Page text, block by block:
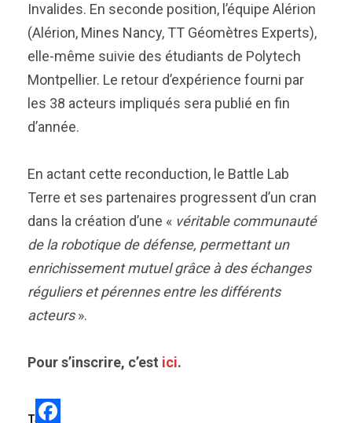
Invalides. En seconde position, l’équipe Alérion
(Alérion, Mines Nancy, TT Géomètres Experts),
elle-même suivie des étudiants de Polytech
Montpellier. Le retour d’expérience fourni par
les 38 acteurs impliqués sera publié en fin
d’année.
En actant cette reconduction, le Battle Lab
Terre et ses partenaires progressent d’un cran
dans la création d’une « véritable communauté
de la robotique de défense, permettant un
enrichissement mutuel grâce à des échanges
réguliers et pérennes entre les différents
acteurs».
Pour s’inscrire, c’est ici.
Tags: